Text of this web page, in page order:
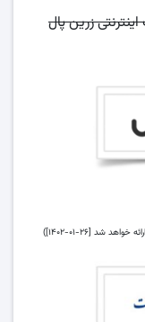
زرین پال
شد [۲۶-۰۱-۱۴۰۲])